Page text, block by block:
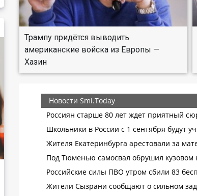
Трампу придётся выводить
американские войска из Европы —
Хазин